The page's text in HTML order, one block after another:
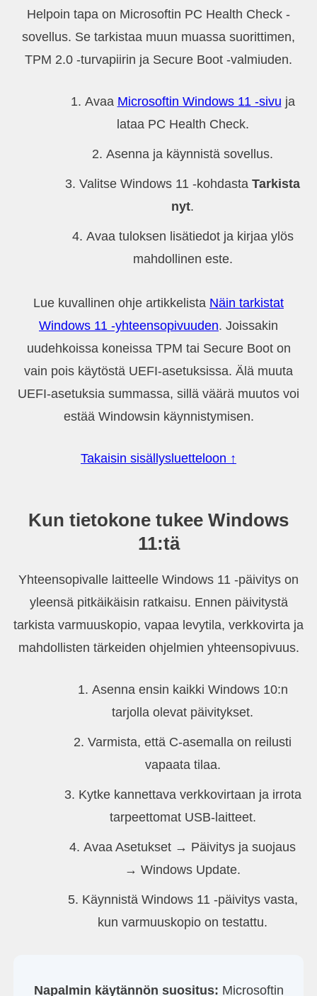
Helpoin tapa on Microsoftin PC Health Check -
sovellus. Se tarkistaa muun muassa suorittimen,
TPM 2.0 -turvapiirin ja Secure Boot -valmiuden.
Avaa Microsoftin Windows 11 -sivu ja
lataa PC Health Check.
Asenna ja käynnistä sovellus.
Valitse Windows 11 -kohdasta Tarkista
nyt.
Avaa tuloksen lisätiedot ja kirjaa ylös
mahdollinen este.
Lue kuvallinen ohje artikkelista Näin tarkistat
Windows 11 -yhteensopivuuden. Joissakin
uudehkoissa koneissa TPM tai Secure Boot on
vain pois käytöstä UEFI-asetuksissa. Älä muuta
UEFI-asetuksia summassa, sillä väärä muutos voi
estää Windowsin käynnistymisen.
Takaisin sisällysluetteloon ↑
Kun tietokone tukee Windows
11:tä
Yhteensopivalle laitteelle Windows 11 -päivitys on
yleensä pitkäikäisin ratkaisu. Ennen päivitystä
tarkista varmuuskopio, vapaa levytila, verkkovirta ja
mahdollisten tärkeiden ohjelmien yhteensopivuus.
Asenna ensin kaikki Windows 10:n
tarjolla olevat päivitykset.
Varmista, että C-asemalla on reilusti
vapaata tilaa.
Kytke kannettava verkkovirtaan ja irrota
tarpeettomat USB-laitteet.
Avaa Asetukset → Päivitys ja suojaus
→ Windows Update.
Käynnistä Windows 11 -päivitys vasta,
kun varmuuskopio on testattu.
Napalmin käytännön suositus: Microsoftin